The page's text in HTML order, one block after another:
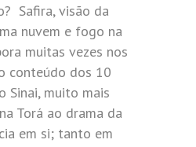
Safira, visão da
nuvem e fogo na
muitas vezes nos
conteúdo dos 10
Sinai, muito mais
Torá ao drama da
em si; tanto em